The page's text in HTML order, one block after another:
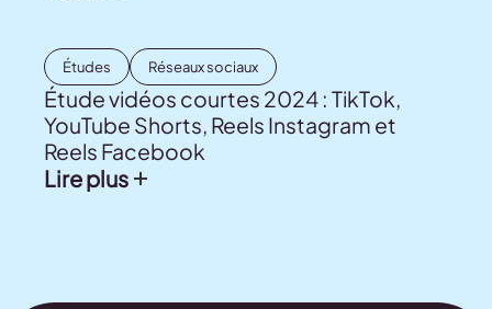
Études Réseaux sociaux
Étude vidéos courtes 2024 : TikTok,
YouTube Shorts, Reels Instagram et
Reels Facebook
Lire plus